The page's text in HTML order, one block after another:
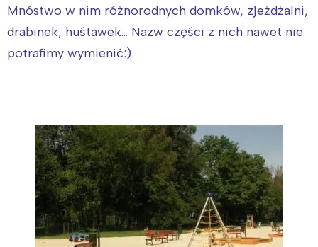
Mnóstwo w nim różnorodnych domków, zjeżdżalni,
drabinek, huśtawek… Nazw części z nich nawet nie
potrafimy wymienić:)
Interesują mnie wydarzenia z
tego regionu:
Warszawa
Łódź
Trójmiasto
Śląsk
Kraków
Południe